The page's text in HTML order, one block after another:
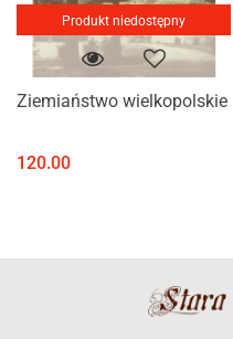
Produkt niedostępny
Ziemiaństwo wielkopolskie
120.00